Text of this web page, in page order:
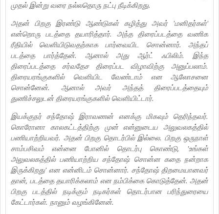
முதல் இன்று வரை நல்லதொரு நட்பு நீடிக்கிறது.
அதன் பிறகு இரண்டு ஆண்டுகள் கழித்து அவர் 'மனிதர்கள்'
என்றொரு படத்தை தயாரித்தார். அந்த திரைப்படத்தை வணிக
ரீதியில் வெளியிடுவதற்காக பார்வையிட சொன்னார். அந்தப்
படத்தை பார்த்தேன். ஆனால் அது ஆர்ட் ஃபிலிம். இந்த
திரைப்படத்தை சர்வதேச திரைப்பட விழாவிற்கு அனுப்பலாம்.
திரையரங்குகளில் வெளியிட வேண்டாம் என ஆலோசனை
சொன்னேன். ஆனால் அவர் அந்தத் திரைப்படத்தையும்
துணிச்சலுடன் திரையரங்குகளில் வெளியிட்டார்.
இயக்குநர் சந்தோஷ் இராவணன் எனக்கு மிகவும் தெரிந்தவர்.
கொரோனா காலகட்டத்திற்கு முன் என்னுடைய அலுவலகத்தில்
பணியாற்றியவர். அதன் பிறகு தொடர்பில் இல்லை. பிறகு ஒருநாள்
சாம்பசிவம் என்னை போனில் தொடர்பு கொண்டு, 'உங்கள்
அலுவலகத்தில் பணியாற்றிய சந்தோஷ் சொன்ன கதை நன்றாக
இருக்கிறது' என என்னிடம் சொன்னார். சந்தோஷ் திறமையானவர்
தான், படத்தை தயாரிக்கலாம் என நம்பிக்கை கொடுத்தேன். அதன்
பிறகு படத்தில் நடிக்கும் நடிகர்கள் தொடர்பான பரிந்துரையை
கேட்டார்கள். நானும் வழங்கினேன்.